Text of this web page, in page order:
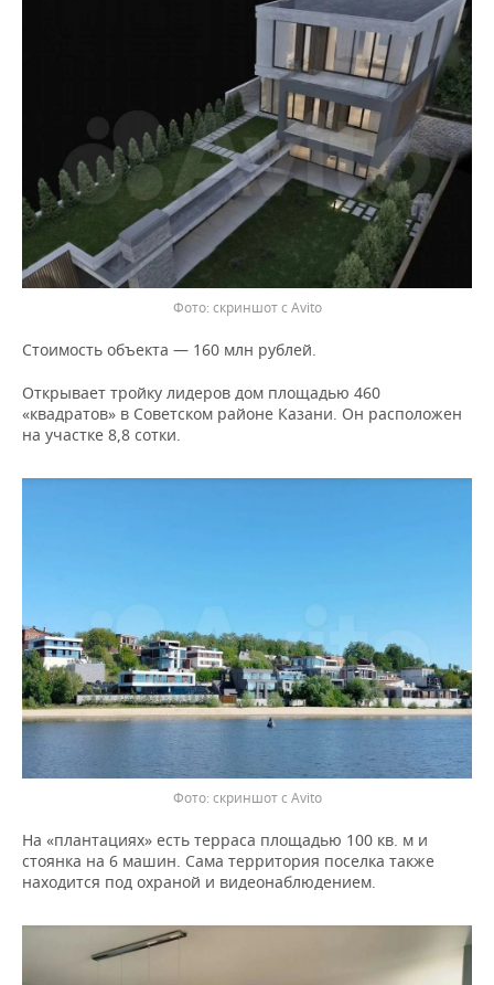
скриншот с Avito
Стоимость объекта — 160 млн рублей.
Открывает тройку лидеров дом площадью 460
«квадратов» в Советском районе Казани. Он расположен
на участке 8,8 сотки.
скриншот с Avito
На «плантациях» есть терраса площадью 100 кв. м и
стоянка на 6 машин. Сама территория поселка также
находится под охраной и видеонаблюдением.